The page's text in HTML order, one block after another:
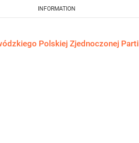
INFORMATION
Polskiej Zjednoczonej